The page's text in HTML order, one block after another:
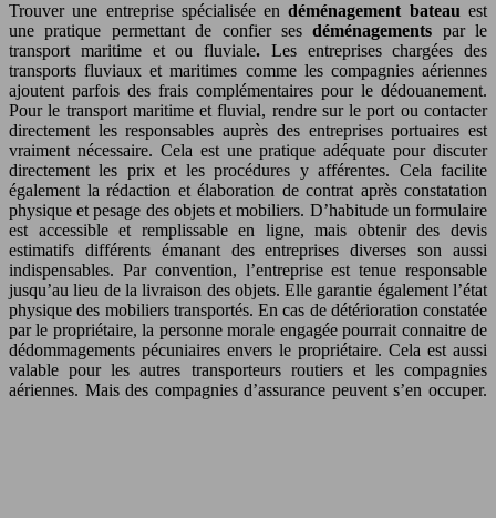
Trouver une entreprise spécialisée endéménagement bateau est
une pratique permettant de confier sesdéménagements par le
transport maritime et ou fluviale. Les entreprises chargées des
transports fluviaux et maritimes comme les compagnies aériennes
ajoutent parfois des frais complémentaires pour le dédouanement.
Pour le transport maritime et fluvial, rendre sur le port ou contacter
directement les responsables auprès des entreprises portuaires est
vraiment nécessaire. Cela est une pratique adéquate pour discuter
directement les prix et les procédures y afférentes. Cela facilite
également la rédaction et élaboration de contrat après constatation
physique et pesage des objets et mobiliers. D’habitude un formulaire
est accessible et remplissable en ligne, mais obtenir des devis
estimatifs différents émanant des entreprises diverses son aussi
indispensables. Par convention, l’entreprise est tenue responsable
jusqu’au lieu de la livraison des objets. Elle garantie également l’état
physique des mobiliers transportés. En cas de détérioration constatée
par le propriétaire, la personne morale engagée pourrait connaitre de
dédommagements pécuniaires envers le propriétaire. Cela est aussi
valable pour les autres transporteurs routiers et les compagnies
aériennes. Mais des compagnies d’assurance peuvent s’en occuper.